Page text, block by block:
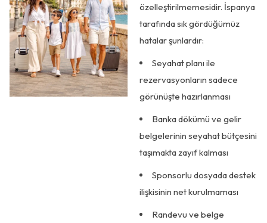
özelleştirilmemesidir. İspanya
tarafında sık gördüğümüz
hatalar şunlardır:
Seyahat planı ile
rezervasyonların sadece
görünüşte hazırlanması
Banka dökümü ve gelir
belgelerinin seyahat bütçesini
taşımakta zayıf kalması
Sponsorlu dosyada destek
ilişkisinin net kurulmaması
Randevu ve belge